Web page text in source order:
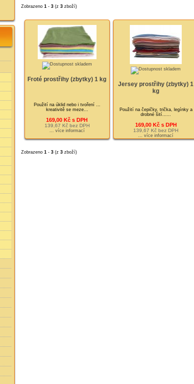
Zobrazeno 1 - 3(z 3zboží)
Froté prostřihy (zbytky) 1 kg
Použití na úklid nebo i tvoření …
kreativitě se meze...
169,00 Kč s DPH
139,67 Kč bez DPH
... více informací
Jersey prostřihy (zbytky) 1
kg
Použití na čepičky, trička, legínky a
drobné šití…...
169,00 Kč s DPH
139,67 Kč bez DPH
... více informací
Zobrazeno 1 - 3(z 3zboží)